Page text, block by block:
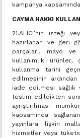
kampanya
CAYMA HAKKI
21.ALICI’nın isteği
hazırlanan ve geri
parçaları, mayo
kullanımlık
kullanma tarihi
edilmesinin ardından
iade edilmesi sağlık
teslim edildikten
ayrıştırılması
kapsamında
yayınlara ilişkin
hizmetler veya